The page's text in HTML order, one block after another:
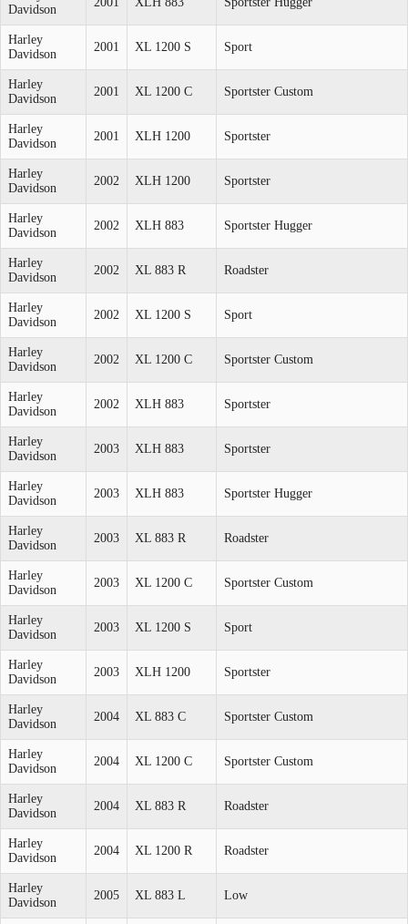
Davidson
Harley
Davidson
2001 XL 1200 S Sport
Harley
Davidson
2001 XL 1200 C Sportster Custom
Harley
Davidson
2001 XLH 1200 Sportster
Harley
Davidson
2002 XLH 1200 Sportster
Harley
Davidson
2002 XLH 883 Sportster Hugger
Harley
Davidson
2002 XL 883 R Roadster
Harley
Davidson
2002 XL 1200 S Sport
Harley
Davidson
2002 XL 1200 C Sportster Custom
Harley
Davidson
2002 XLH 883 Sportster
Harley
Davidson
2003 XLH 883 Sportster
Harley
Davidson
2003 XLH 883 Sportster Hugger
Harley
Davidson
2003 XL 883 R Roadster
Harley
Davidson
2003 XL 1200 C Sportster Custom
Harley
Davidson
2003 XL 1200 S Sport
Harley
Davidson
2003 XLH 1200 Sportster
Harley
Davidson
2004 XL 883 C Sportster Custom
Harley
Davidson
2004 XL 1200 C Sportster Custom
Harley
Davidson
2004 XL 883 R Roadster
Harley
Davidson
2004 XL 1200 R Roadster
Harley
Davidson
2005 XL 883 L Low